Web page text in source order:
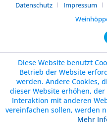
Datenschutz
Impressum
Diese Website benutzt
Betrieb der Website
werden. Andere Cookies,
dieser Website erhöhen,
Interaktion mit anderen
vereinfachen sollen, werden
Mehr